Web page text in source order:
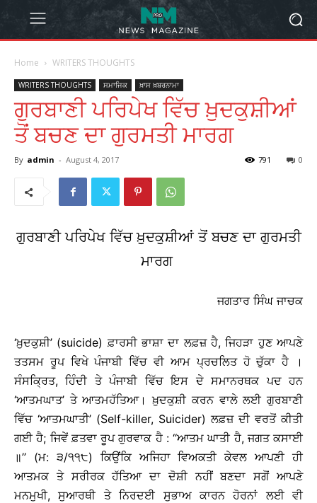
Home WRITERS THOUGHTS
WRITERS THOUGHTS ਸਮਾਜਿਕ ਖ਼ਾਸ ਖ਼ਬਰਨਾਮਾ
ਗੁਰਬਾਣੀ ਪਰਿਪੇਖ ਵਿੱਚ ਖ਼ੁਦਕੁਸ਼ੀਆਂ
ਤੋਂ ਬਚਣ ਦਾ ਗੁਰਮਤੀ ਮਾਰਗ
By admin - August 4, 2017 0
791
ਗੁਰਬਾਣੀ ਪਰਿਪੇਖ ਵਿੱਚ ਖ਼ੁਦਕੁਸ਼ੀਆਂ ਤੋਂ ਬਚਣ ਦਾ ਗੁਰਮਤੀ
ਮਾਰਗ
ਜਗਤਾਰ ਸਿੰਘ ਜਾਚਕ
‘ਖ਼ੁਦਕੁਸ਼ੀ’ (suicide) ਫ਼ਾਰਸੀ ਭਾਸ਼ਾ ਦਾ ਲਫ਼ਜ਼ ਹੈ, ਜਿਹੜਾ ਹੁਣ ਆਪਣੇ
ਤਤਸਮ ਰੂਪ ਵਿਖੇ ਪੰਜਾਬੀ ਵਿੱਚ ਵੀ ਆਮ ਪ੍ਰਚਲਿਤ ਹੋ ਚੁੱਕਾ ਹੈ ।
ਸੰਸਕ੍ਰਿਤ, ਹਿੰਦੀ ਤੇ ਪੰਜਾਬੀ ਵਿੱਚ ਇਸ ਦੇ ਸਮਾਨਰਥਕ ਪਦ ਹਨ
‘ਆਤਮਘਾਤ’ ਤੇ ਆਤਮਹੱਤਿਆ। ਖ਼ੁਦਕੁਸ਼ੀ ਕਰਨ ਵਾਲੇ ਲਈ ਗੁਰਬਾਣੀ
ਵਿੱਚ ‘ਆਤਮਘਾਤੀ’ (Self-killer, Suicider) ਲਫ਼ਜ਼ ਦੀ ਵਰਤੋਂ ਕੀਤੀ
ਗਈ ਹੈ; ਜਿਵੇਂ ਫ਼ਤਵਾ ਰੂਪ ਗੁਰਵਾਕ ਹੈ : ‘‘ਆਤਮ ਘਾਤੀ ਹੈ, ਜਗਤ ਕਸਾਈ
॥’’ (ਮ: ੩/੧੧੮) ਕਿਉਂਕਿ ਅਜਿਹਾ ਵਿਅਕਤੀ ਕੇਵਲ ਆਪਣੀ ਹੀ
ਆਤਮਕ ਤੇ ਸਰੀਰਕ ਹੱਤਿਆ ਦਾ ਦੋਸ਼ੀ ਨਹੀਂ ਬਣਦਾ ਸਗੋਂ ਆਪਣੇ
ਮਨਮੁਖੀ, ਸੁਆਰਥੀ ਤੇ ਨਿਰਦਈ ਸੁਭਾਅ ਕਾਰਨ ਹੋਰਨਾਂ ਲਈ ਵੀ